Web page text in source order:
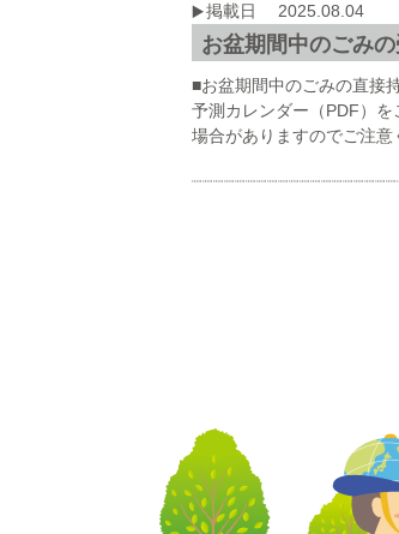
掲載日 2025.08.04
お盆期間中のごみ
■お盆期間中のごみの直接
予測カレンダー（PDF）
場合がありますのでご注意